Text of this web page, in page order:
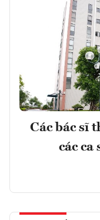
Các bác sĩ
các ca